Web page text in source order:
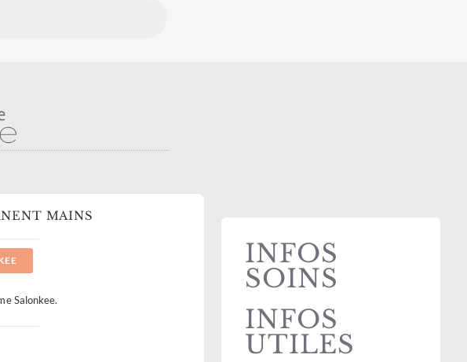
MAINS
Salonkee.
INFOS
SOINS
INFOS
UTILES